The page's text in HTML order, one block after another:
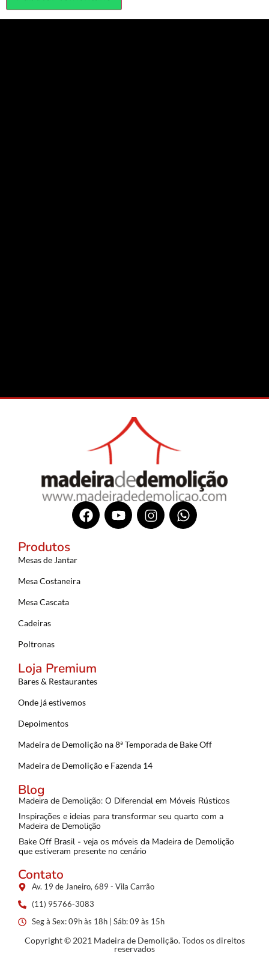
Produtos
Mesas de Jantar
Mesa Costaneira
Mesa Cascata
Cadeiras
Poltronas
Loja Premium
Bares & Restaurantes
Onde já estivemos
Depoimentos
Madeira de Demolição na 8ª Temporada de Bake Off
Madeira de Demolição e Fazenda 14
Blog
Madeira de Demolição: O Diferencial em Móveis Rústicos
Inspirações e ideias para transformar seu quarto com a
Madeira de Demolição
Bake Off Brasil - veja os móveis da Madeira de Demolição
que estiveram presente no cenário
Contato
Av. 19 de Janeiro, 689 - Vila Carrão
(11) 95766-3083
Seg à Sex: 09h às 18h | Sáb: 09 às 15h
Copyright © 2021 Madeira de Demolição. Todos os direitos
reservados